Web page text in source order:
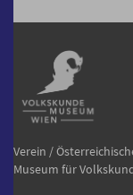
Verein /
Museum für